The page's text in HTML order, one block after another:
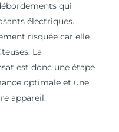
qui
électriques.
risquée car elle
La
est donc une étape
optimale et une
appareil.